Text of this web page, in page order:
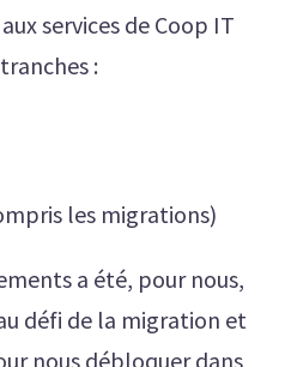
services de Coop IT
:
les migrations)
a été, pour nous,
défi de la migration et
nous débloquer dans